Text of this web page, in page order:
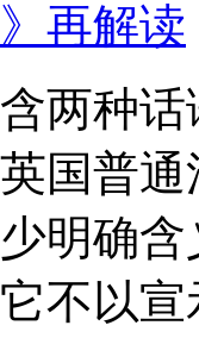
再解读
含两种
国普
明确
不以